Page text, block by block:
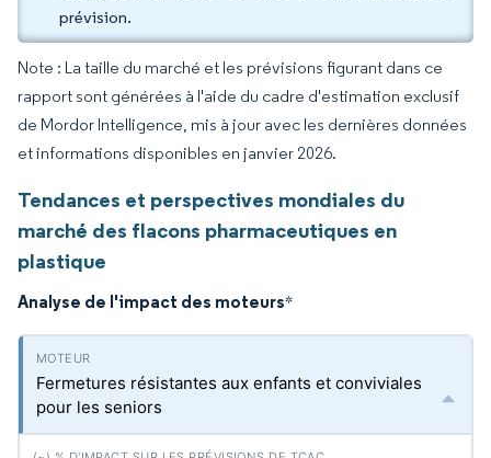
prévision.
Note : La taille du marché et les prévisions figurant dans ce
rapport sont générées à l'aide du cadre d'estimation exclusif
de Mordor Intelligence, mis à jour avec les dernières données
et informations disponibles en janvier 2026.
Tendances et perspectives mondiales du
marché des flacons pharmaceutiques en
plastique
Analyse de l'impact des moteurs*
Fermetures résistantes aux enfants et conviviales
pour les seniors